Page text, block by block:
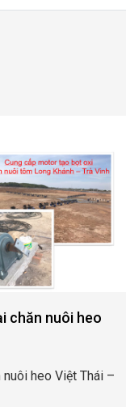
chăn nuôi heo
heo Việt Thái –